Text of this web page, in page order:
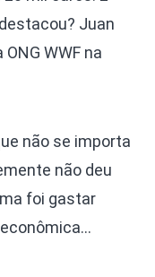
Juan
WWF na
não se importa
não deu
foi gastar